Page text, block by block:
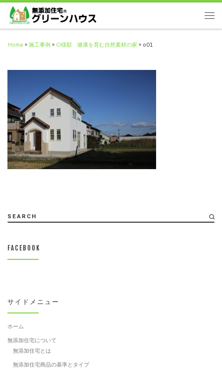
Home »施工事例 » O様邸 健康を育む自然素材の家 » o01
SEARCH
FACEBOOK
サイドメニュー
ホーム
無添加住宅について
無添加住宅とは
無添加住宅商品の基準とタイプ